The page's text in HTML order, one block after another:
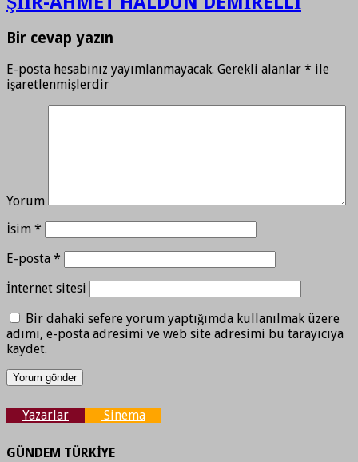
Bir cevap yazın
E-posta hesabınız yayımlanmayacak. Gerekli alanlar * ile
işaretlenmişlerdir
Yorum
İsim *
E-posta *
İnternet sitesi
Bir dahaki sefere yorum yaptığımda kullanılmak üzere
adımı, e-posta adresimi ve web site adresimi bu tarayıcıya
kaydet.
Yazarlar Sinema
GÜNDEM TÜRKİYE